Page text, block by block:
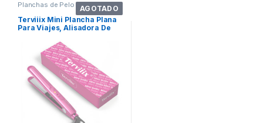
AGOTADO
Planchas de Pelo
Terviiix Mini Plancha Plana
Para Viajes, Alisadora De